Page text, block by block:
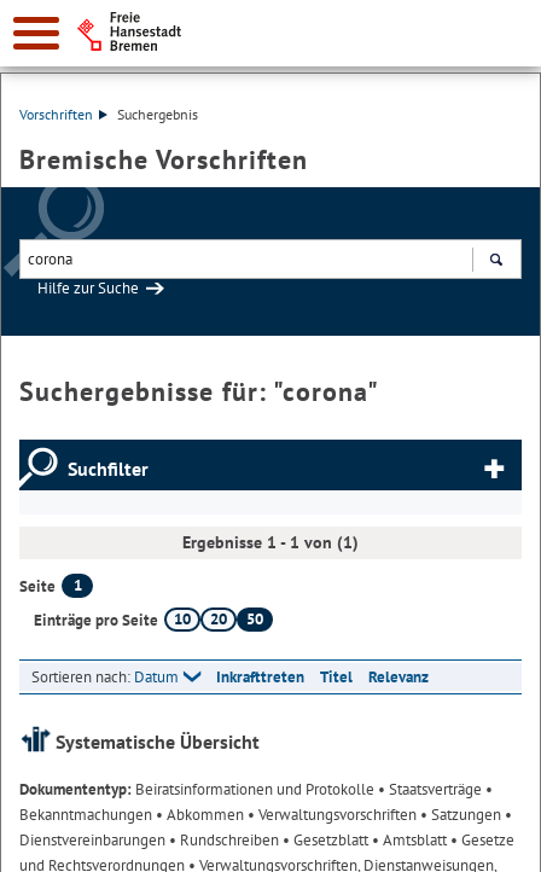
Vorschriften Suchergebnis
Bremische Vorschriften
Hilfe zur Suche
Suchergebnisse für: "corona"
Suchfilter
Ergebnisse 1 - 1 von (1)
Seite
1
Einträge pro Seite
10 20 50
Sortieren nach: Datum Inkrafttreten Titel Relevanz
Systematische Übersicht
Dokumententyp: Beiratsinformationen und Protokolle • Staatsverträge •
Bekanntmachungen • Abkommen • Verwaltungsvorschriften • Satzungen •
Dienstvereinbarungen • Rundschreiben • Gesetzblatt• Amtsblatt• Gesetze
und Rechtsverordnungen • Verwaltungsvorschriften, Dienstanweisungen,